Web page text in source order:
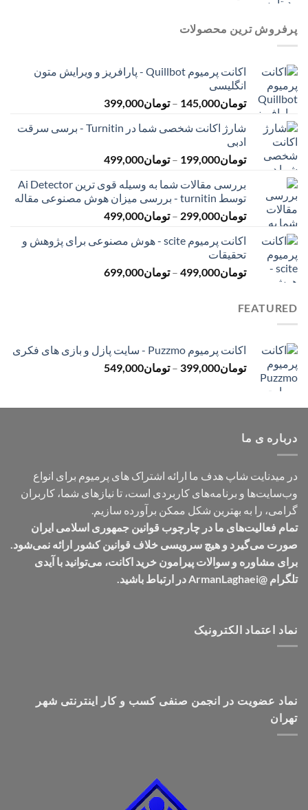
پرفروش ترین محصولات
اکانت پرمیوم Quillbot - پارافریز و ویرایش متون
انگلیسی
تومان145,000
– تومان399,000
تومان145,000
تومان399,000
شارژ اکانت شخصی شما در Turnitin - برسی سرقت
ادبی
تومان199,000
– تومان499,000محدوده
تومان199,000
تا
تومان499,000
بررسی مقالات شما به وسیله قوی ترین Ai Detector
توسط turnitin - بررسی میزان هوش مصنوعی مقاله
تومان299,000
– تومان499,000محدوده
تومان299,000
تومان499,000
اکانت پرمیوم scite - هوش مصنوعی برای پژوهش و
تحقیقات
تومان499,000
– تومان699,000محدوده
FEATURED
اکانت پرمیوم Puzzmo - سایت پازل و بازی های فکری
تومان399,000
– تومان549,000
تا
درباره ی ما
در میدنایت شاپ هدف ما ارائه اشتراک های پرمیوم برای انواع
وب‌سایت‌ها و برنامه‌های کاربردی است، تا نیازهای شما، کاربران
گرامی، را به بهترین شکل ممکن برآورده سازیم.
تمام فعالیت‌های ما در چارچوب قوانین جمهوری اسلامی ایران
صورت می‌گیرد و هیچ سرویسی خلاف قوانین کشور ارائه نمی‌شود.
برای مشاوره و سوالات پیرامون خرید اکانت، می‌توانید با آیدی
تلگرام @ArmanLaghaei در ارتباط باشید.
نماد اعتماد الکترونیک
نماد عضویت در انجمن صنفی کسب و کار اینترنتی شهر
تهران